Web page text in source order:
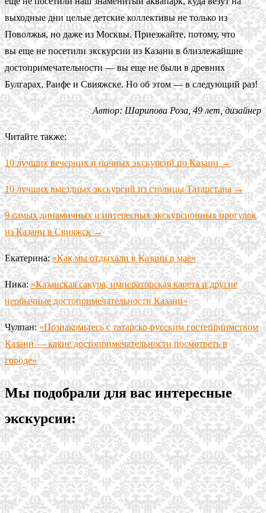
выходные дни целые детские коллективы не только из
Поволжья, но даже из Москвы. Приезжайте, потому, что
вы еще не посетили экскурсии из Казани в близлежайшие
достопримечательности — вы еще не были в древних
Булгарах, Раифе и Свияжске. Но об этом — в следующий раз!
Автор: Шарипова Роза, 49 лет, дизайнер
Читайте также:
10 лучших вечерних и ночных экскурсий по Казани →
10 лучших выездных экскурсий из столицы Татарстана →
9 самых динамичных и интересных экскурсионных прогулок
из Казани в Свияжск →
Екатерина:«Как мы отдыхали в Казани в мае»
Ника:«Казанская сакура, императорская карета и другие
необычные достопримечательности Казани»
Чулпан:«Познакомьтесь с татарско-русским гостеприимством
Казани — какие достопримечательности посмотреть в
городе»
Мы подобрали для вас интересные
экскурсии: